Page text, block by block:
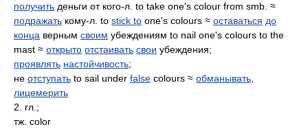
получить деньги от кого-л. to take one's colour from smb. ≈
подражать кому-л. to stick to one's colours ≈ оставаться до
конца верным своим убеждениям to nail one's colours to the
mast ≈ открыто отстаивать свои убеждения;
проявлять настойчивость;
не отступать to sail under false colours ≈ обманывать
лицемерить
2. гл.;
тж. color